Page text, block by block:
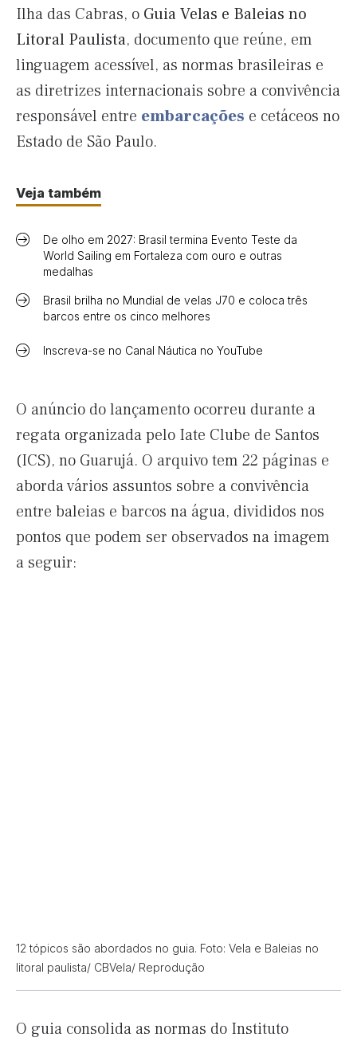
Ilha das Cabras, o Guia Velas e Baleias no
Litoral Paulista, documento que reúne, em
linguagem acessível, as normas brasileiras e
as diretrizes internacionais sobre a convivência
responsável entre embarcações e cetáceos no
Estado de São Paulo.
Veja também
De olho em 2027: Brasil termina Evento Teste da
World Sailing em Fortaleza com ouro e outras
medalhas
Brasil brilha no Mundial de velas J70 e coloca três
barcos entre os cinco melhores
Inscreva-se no Canal Náutica no YouTube
O anúncio do lançamento ocorreu durante a
regata organizada pelo Iate Clube de Santos
(ICS), no Guarujá. O arquivo tem 22 páginas e
aborda vários assuntos sobre a convivência
entre baleias e barcos na água, divididos nos
pontos que podem ser observados na imagem
a seguir:
12 tópicos são abordados no guia. Foto: Vela e Baleias no
litoral paulista/ CBVela/ Reprodução
O guia consolida as normas do Instituto